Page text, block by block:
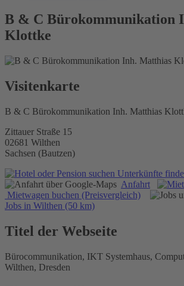
B & C Bürokommunikation
Klottke
Visitenkarte
B & C Bürokommunikation Inh. Matthias
Zittauer Straße 15
02681 Wilthen
Sachsen (Bautzen)
Unterkünfte
Anfahrt
Mietwagen buchen (Preisvergleich)
Jobs in Wilthen (50 km)
Titel der Webseite
Bürocommunikation, IKT Systemhaus,
Wilthen, Dresden